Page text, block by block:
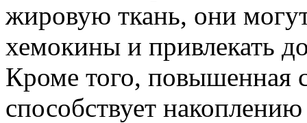
жировую ткань, они
хемокины и привлекать
Кроме того, повышенная
способствует